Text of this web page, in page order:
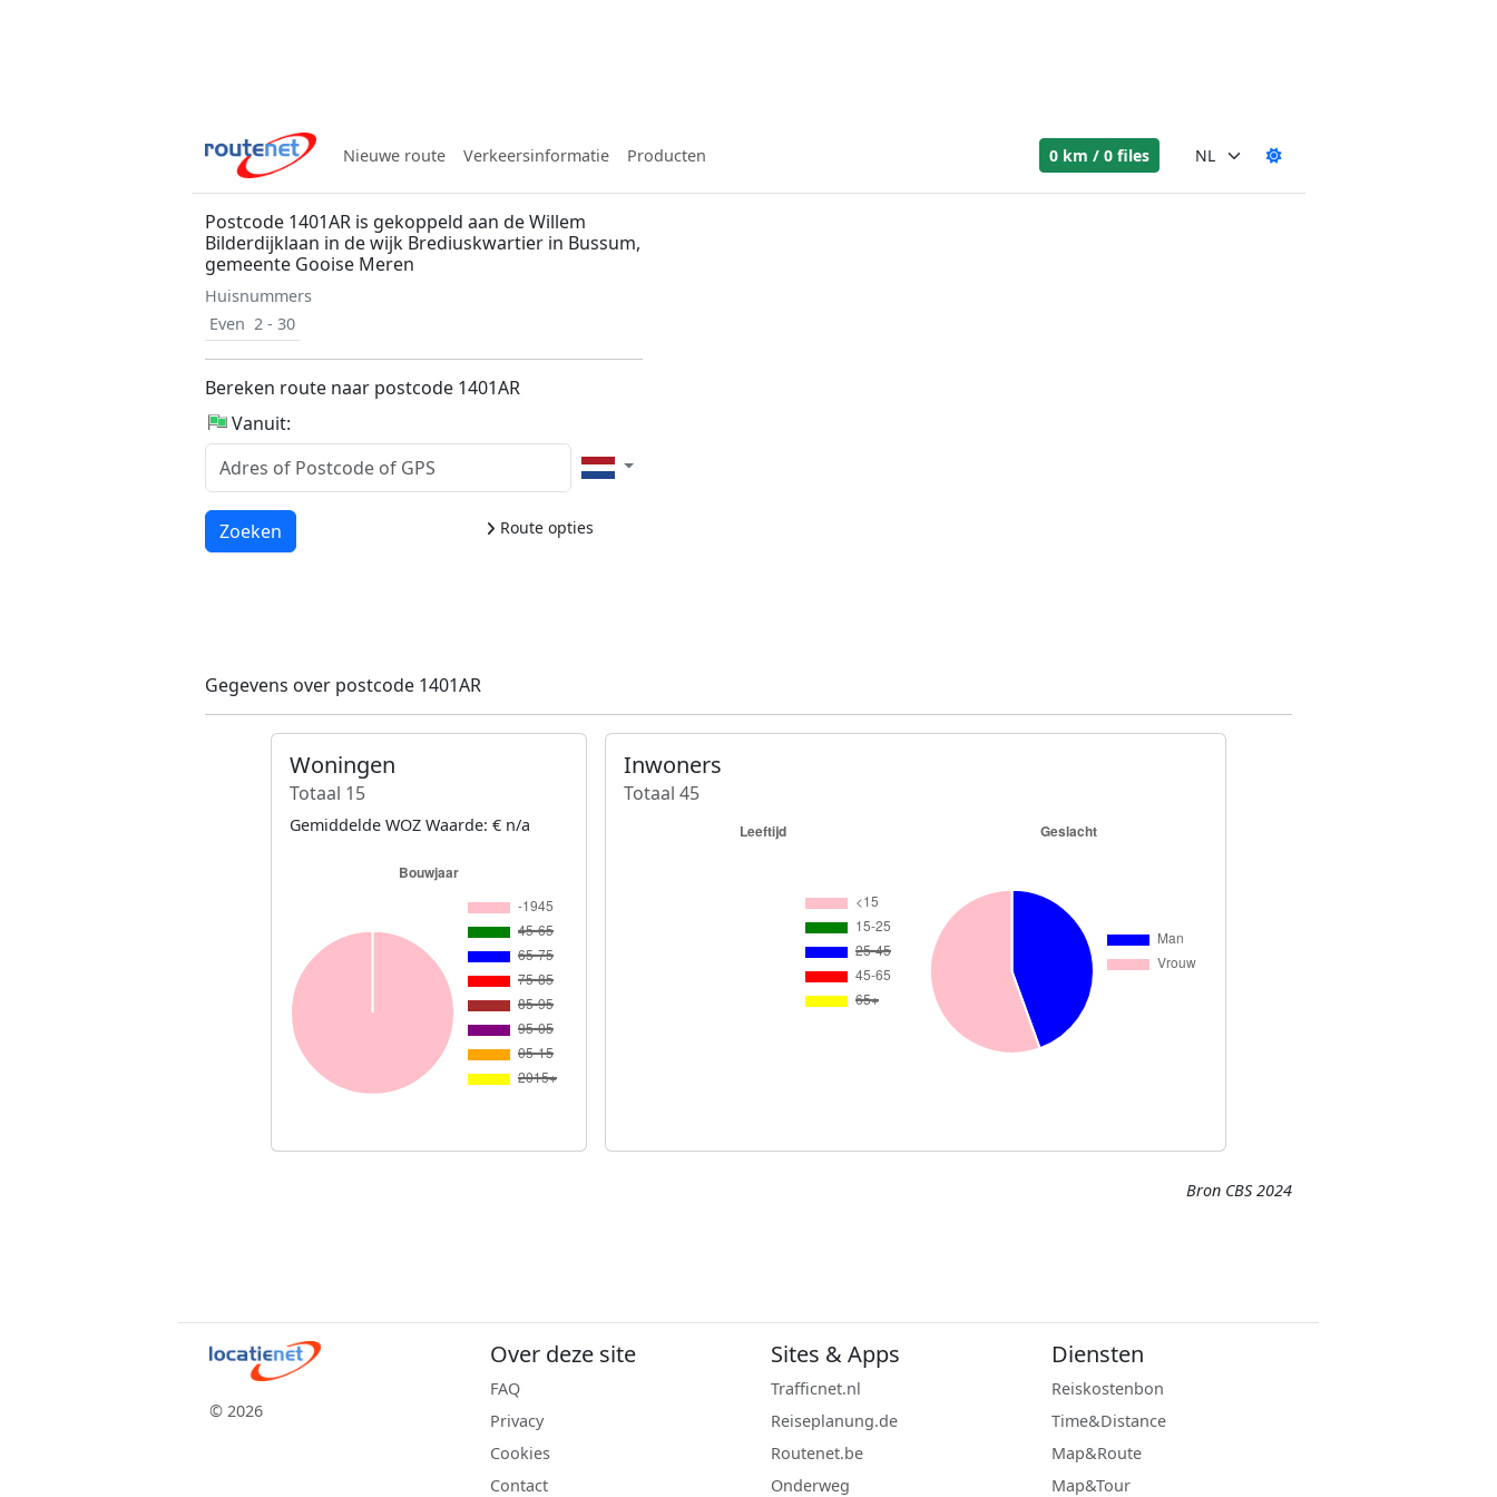
Nieuwe route Verkeersinformatie Producten 0 km / 0 files
Postcode 1401AR is gekoppeld aan de Willem
Bilderdijklaan in de wijk Brediuskwartier in Bussum,
gemeente Gooise Meren
Huisnummers
Even 2 - 30
Bereken route naar postcode 1401AR
Vanuit:
Route opties
Laden...
Zoeken
Gegevens over postcode 1401AR
Woningen
Totaal 15
Gemiddelde WOZ Waarde: € n/a
Inwoners
Totaal 45
Bron CBS 2024
© 2026
Over deze site
FAQ
Privacy
Cookies
Contact
Sites & Apps
Trafficnet.nl
Reiseplanung.de
Routenet.be
Onderweg
Diensten
Reiskostenbon
Time&Distance
Map&Route
Map&Tour